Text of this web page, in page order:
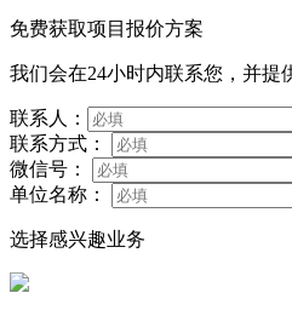
免费获取项目报价方案
我们会在24小时内联系您，并提
联系人：
联系方式：
微信号：
单位名称：
选择感兴趣业务